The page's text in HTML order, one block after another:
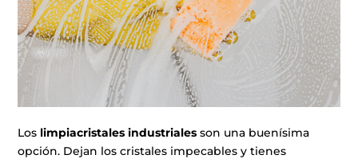
Los limpiacristales industriales son una buenísima
opción. Dejan los cristales impecables y tienes